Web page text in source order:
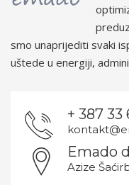
smo unaprijediti svaki
uštede u energiji,
+ 387 33
Emado
Azize